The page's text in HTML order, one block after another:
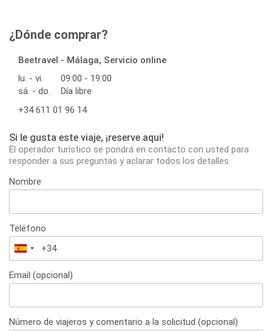
¿Dónde comprar?
Beetravel - Málaga, Servicio online
lu. - vi.
09:00 - 19:00
sá. - do.
Día libre
+34 611 01 96 14
Si le gusta este viaje, ¡reserve aqui!
El operador turístico se pondrá en contacto con usted para
responder a sus preguntas y aclarar todos los detalles.
Nombre
Teléfono
España
+34
Email (opcional)
Número de viajeros y comentario a la solicitud (opcional)